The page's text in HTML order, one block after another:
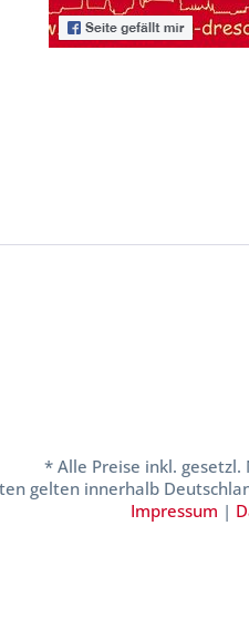
* Alle Preise inkl.
gelten innerhalb
Impressum |